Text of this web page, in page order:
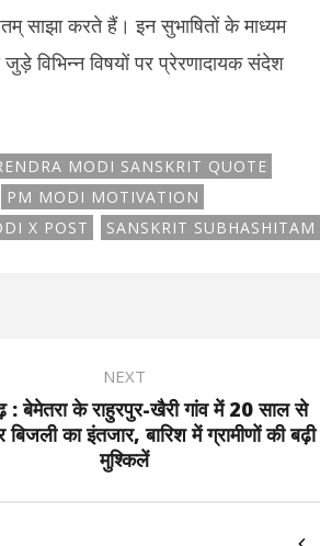
साझा करते हैं। इन सुभाषितों के माध्यम
विभिन्न विषयों पर प्रेरणादायक संदेश
MODI SANSKRIT QUOTE
PM MODI MOTIVATION
X POST SANSKRIT SUBHASHITAM
NEXT
: बेमेतरा के राहुरपुर-खैरी गांव में 20 साल से
का इंतजार, बारिश में ग्रामीणों की बढ़ी
मुश्किलें